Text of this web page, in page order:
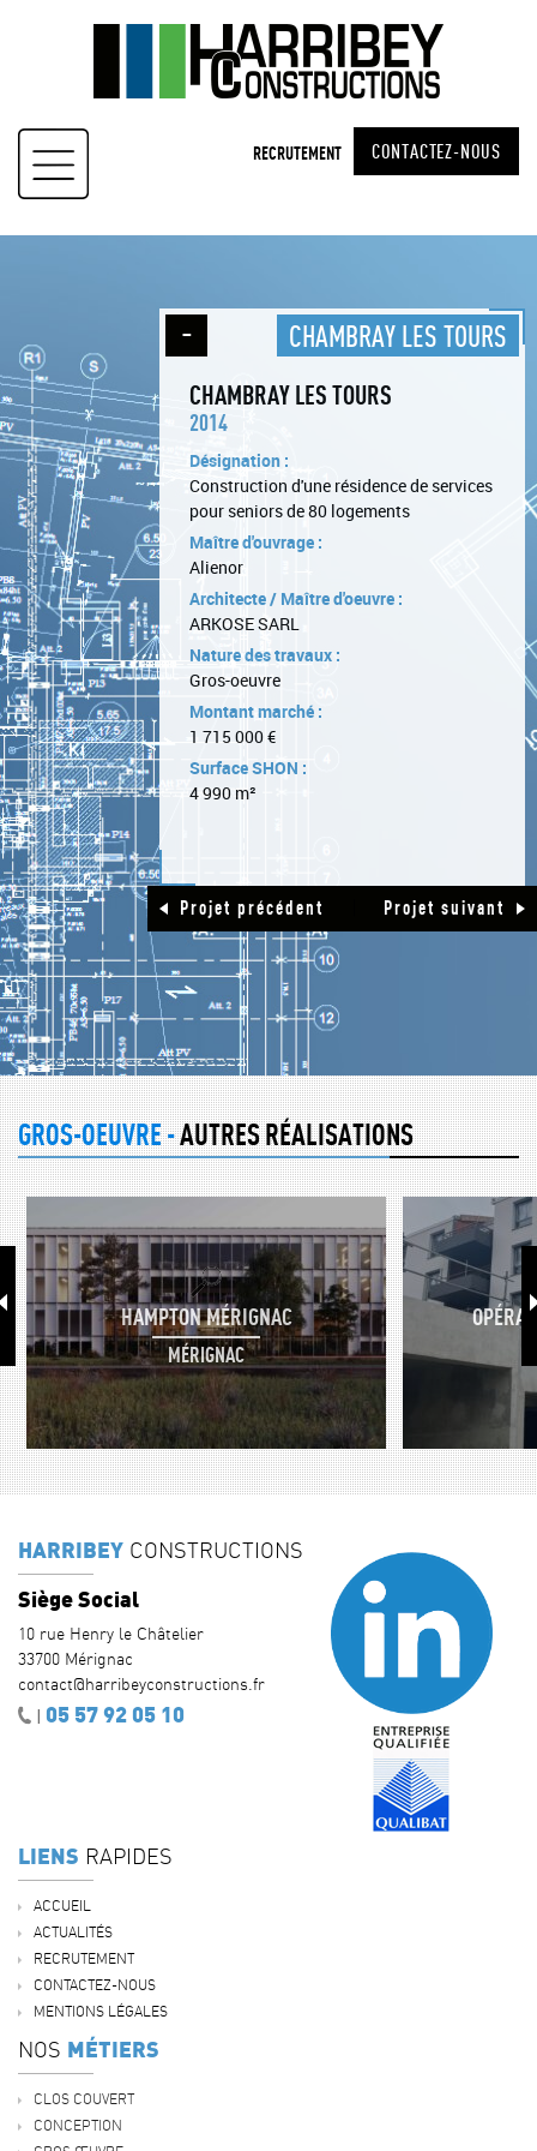
RECRUTEMENT CONTACTEZ-NOUS
CHAMBRAY LES TOURS
CHAMBRAY LES TOURS
2014
Désignation :
Construction d'une résidence de services
pour seniors de 80 logements
Maître d'ouvrage :
Alienor
Architecte / Maître d'oeuvre :
ARKOSE SARL
Nature des travaux :
Gros-oeuvre
Montant marché :
1 715 000 €
Surface SHON :
4 990 m²
Projet précédent Projet suivant
GROS-OEUVRE -AUTRES RÉALISATIONS
HAMPTON MÉRIGNAC
MÉRIGNAC
HARRIBEY CONSTRUCTIONS
Siège Social
10 rue Henry le Châtelier
33700 Mérignac
contact@harribeyconstructions.fr
| 05 57 92 05 10
LIENS RAPIDES
ACCUEIL
ACTUALITÉS
RECRUTEMENT
CONTACTEZ-NOUS
MENTIONS LÉGALES
NOS MÉTIERS
CLOS COUVERT
CONCEPTION